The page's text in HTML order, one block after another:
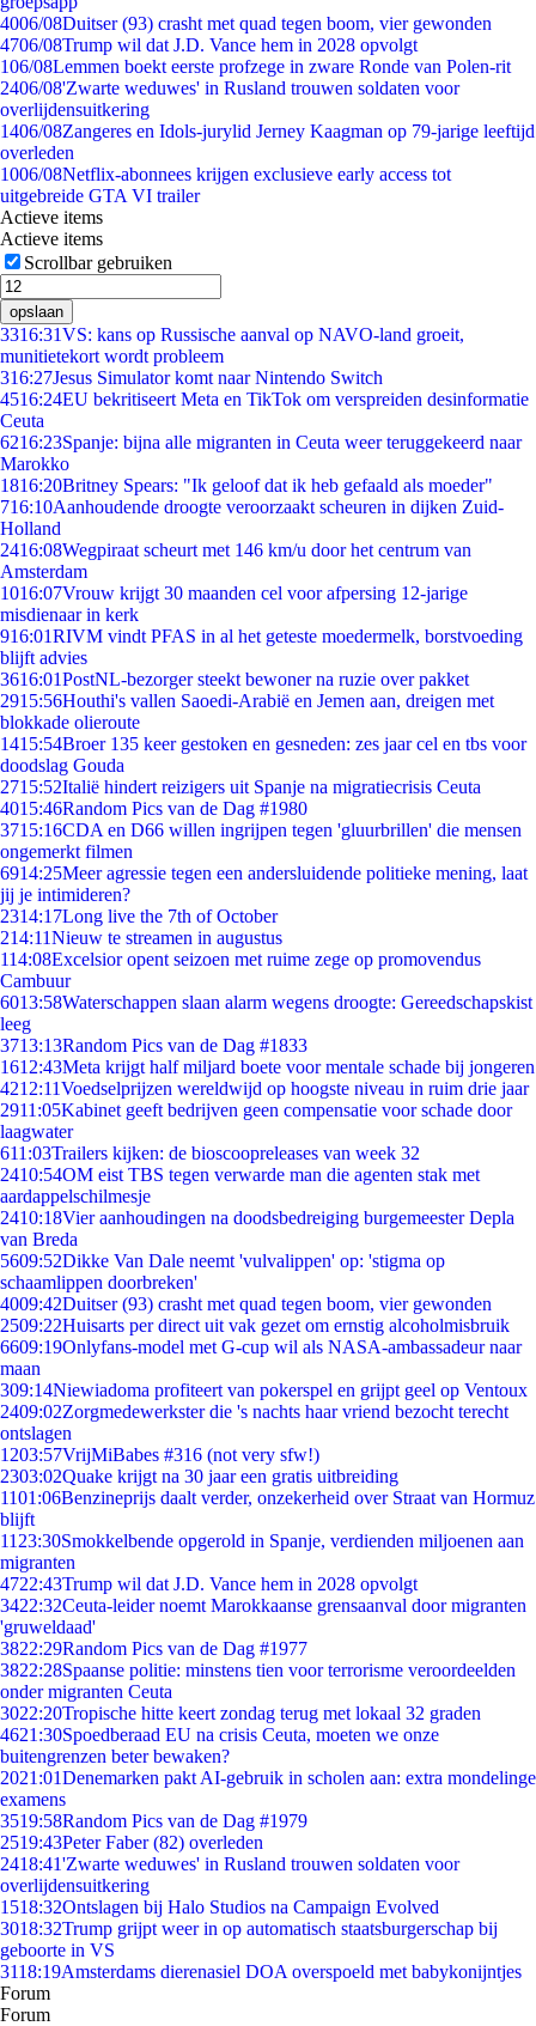
4006/08Duitser (93) crasht met quad tegen boom, vier gewonden
4706/08Trump wil dat J.D. Vance hem in 2028 opvolgt
106/08Lemmen boekt eerste profzege in zware Ronde van Polen-rit
2406/08'Zwarte weduwes' in Rusland trouwen soldaten voor
overlijdensuitkering
1406/08Zangeres en Idols-jurylid Jerney Kaagman op 79-jarige leeftijd
overleden
1006/08Netflix-abonnees krijgen exclusieve early access tot
uitgebreide GTA VI trailer
Actieve items
Actieve items
Scrollbar gebruiken
opslaan
3316:31VS: kans op Russische aanval op NAVO-land groeit,
munitietekort wordt probleem
316:27Jesus Simulator komt naar Nintendo Switch
4516:24EU bekritiseert Meta en TikTok om verspreiden desinformatie
Ceuta
6216:23Spanje: bijna alle migranten in Ceuta weer teruggekeerd naar
Marokko
1816:20Britney Spears: "Ik geloof dat ik heb gefaald als moeder"
716:10Aanhoudende droogte veroorzaakt scheuren in dijken Zuid-
Holland
2416:08Wegpiraat scheurt met 146 km/u door het centrum van
Amsterdam
1016:07Vrouw krijgt 30 maanden cel voor afpersing 12-jarige
misdienaar in kerk
916:01RIVM vindt PFAS in al het geteste moedermelk, borstvoeding
blijft advies
3616:01PostNL-bezorger steekt bewoner na ruzie over pakket
2915:56Houthi's vallen Saoedi-Arabië en Jemen aan, dreigen met
blokkade olieroute
1415:54Broer 135 keer gestoken en gesneden: zes jaar cel en tbs voor
doodslag Gouda
2715:52Italië hindert reizigers uit Spanje na migratiecrisis Ceuta
4015:46Random Pics van de Dag #1980
3715:16CDA en D66 willen ingrijpen tegen 'gluurbrillen' die mensen
ongemerkt filmen
6914:25Meer agressie tegen een andersluidende politieke mening, laat
jij je intimideren?
2314:17Long live the 7th of October
214:11Nieuw te streamen in augustus
114:08Excelsior opent seizoen met ruime zege op promovendus
Cambuur
6013:58Waterschappen slaan alarm wegens droogte: Gereedschapskist
leeg
3713:13Random Pics van de Dag #1833
1612:43Meta krijgt half miljard boete voor mentale schade bij jongeren
4212:11Voedselprijzen wereldwijd op hoogste niveau in ruim drie jaar
2911:05Kabinet geeft bedrijven geen compensatie voor schade door
laagwater
611:03Trailers kijken: de bioscoopreleases van week 32
2410:54OM eist TBS tegen verwarde man die agenten stak met
aardappelschilmesje
2410:18Vier aanhoudingen na doodsbedreiging burgemeester Depla
van Breda
5609:52Dikke Van Dale neemt 'vulvalippen' op: 'stigma op
schaamlippen doorbreken'
4009:42Duitser (93) crasht met quad tegen boom, vier gewonden
2509:22Huisarts per direct uit vak gezet om ernstig alcoholmisbruik
6609:19Onlyfans-model met G-cup wil als NASA-ambassadeur naar
maan
309:14Niewiadoma profiteert van pokerspel en grijpt geel op Ventoux
2409:02Zorgmedewerkster die 's nachts haar vriend bezocht terecht
ontslagen
1203:57VrijMiBabes #316 (not very sfw!)
2303:02Quake krijgt na 30 jaar een gratis uitbreiding
1101:06Benzineprijs daalt verder, onzekerheid over Straat van Hormuz
blijft
11 23:30Smokkelbende opgerold in Spanje, verdienden miljoenen aan
migranten
4722:43Trump wil dat J.D. Vance hem in 2028 opvolgt
3422:32Ceuta-leider noemt Marokkaanse grensaanval door migranten
'gruweldaad'
3822:29Random Pics van de Dag #1977
3822:28Spaanse politie: minstens tien voor terrorisme veroordeelden
onder migranten Ceuta
3022:20Tropische hitte keert zondag terug met lokaal 32 graden
4621:30Spoedberaad EU na crisis Ceuta, moeten we onze
buitengrenzen beter bewaken?
2021:01Denemarken pakt AI-gebruik in scholen aan: extra mondelinge
examens
3519:58Random Pics van de Dag #1979
2519:43Peter Faber (82) overleden
2418:41'Zwarte weduwes' in Rusland trouwen soldaten voor
overlijdensuitkering
1518:32Ontslagen bij Halo Studios na Campaign Evolved
3018:32Trump grijpt weer in op automatisch staatsburgerschap bij
geboorte in VS
3118:19Amsterdams dierenasiel DOA overspoeld met babykonijntjes
Forum
Forum